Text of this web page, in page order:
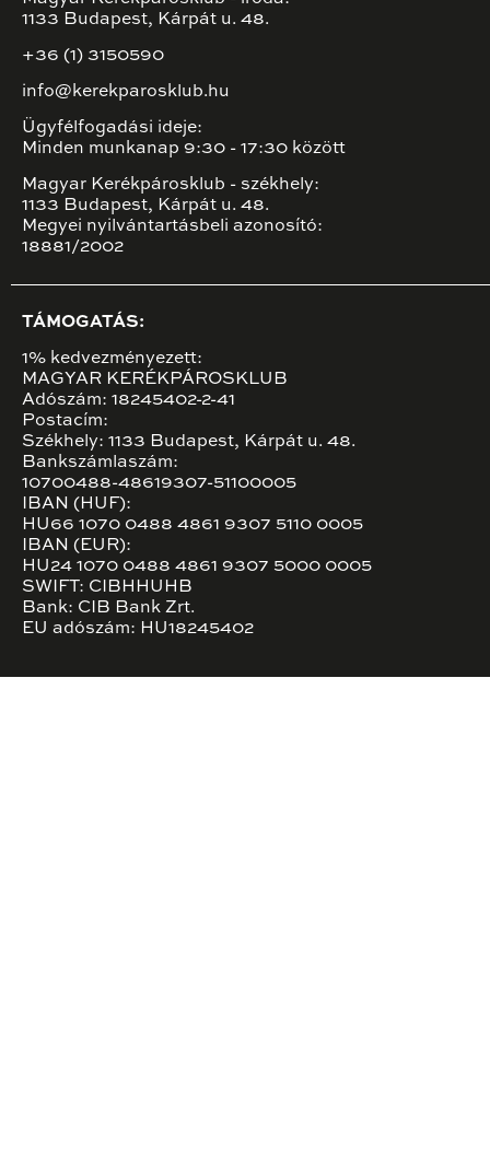
1133 Budapest, Kárpát u. 48.
+36 (1) 3150590
info@kerekparosklub.hu
Ügyfélfogadási ideje:
Minden munkanap 9:30 - 17:30 között
Magyar Kerékpárosklub - székhely:
1133 Budapest, Kárpát u. 48.
Megyei nyilvántartásbeli azonosító:
18881/2002
TÁMOGATÁS:
1% kedvezményezett:
MAGYAR KERÉKPÁROSKLUB
Adószám: 18245402-2-41
Postacím:
Székhely: 1133 Budapest, Kárpát u. 48.
Bankszámlaszám:
10700488-48619307-51100005
IBAN (HUF):
HU66 1070 0488 4861 9307 5110 0005
IBAN (EUR):
HU24 1070 0488 4861 9307 5000 0005
SWIFT: CIBHHUHB
Bank: CIB Bank Zrt.
EU adószám: HU18245402